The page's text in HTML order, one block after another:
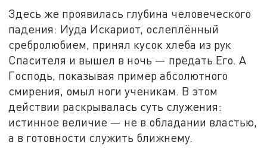
Здесь же проявилась глубина человеческого
падения: Иуда Искариот, ослеплённый
сребролюбием, принял кусок хлеба из рук
Спасителя и вышел в ночь — предать Его. А
Господь, показывая пример абсолютного
смирения, омыл ноги ученикам. В этом
действии раскрывалась суть служения:
истинное величие — не в обладании властью,
а в готовности служить ближнему.